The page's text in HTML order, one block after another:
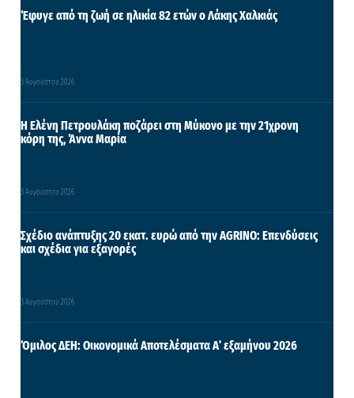
Έφυγε από τη ζωή σε ηλικία 82 ετών ο Λάκης Χαλκιάς
3 Αυγούστου 2026
Η Ελένη Πετρουλάκη ποζάρει στη Μύκονο με την 21χρονη
κόρη της, Άννα Μαρία
3 Αυγούστου 2026
Σχέδιο ανάπτυξης 20 εκατ. ευρώ από την AGRINO: Επενδύσεις
και σχέδια για εξαγορές
3 Αυγούστου 2026
Όμιλος ΔΕΗ: Οικονομικά Αποτελέσματα Α΄ εξαμήνου 2026